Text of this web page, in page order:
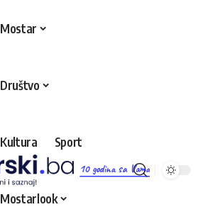
10 godina sa Vama
Mostar
Društvo
Kultura Sport
Mostarlook